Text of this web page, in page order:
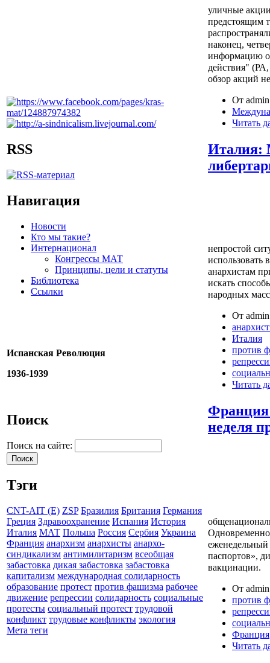
RSS
Навигация
Новости
Кто мы такие?
Интернационал
Конгрессы МАТ
Принципы, цели и статуты
Библиотека
Ссылки
Испанская Революция
1936-1939
Поиск
Поиск на сайте:
Тэги
CNT-AIT (E) ZSP Бразилия Британия Германия
Греция Здравоохранение Испания История
Италия МАТ Польша Россия Сербия Украина
Франция анархизм анархисты анархо-
синдикализм антимилитаризм всеобщая
забастовка дикая забастовка забастовка
капитализм международная солидарность
образование протест против фашизма рабочее
движение репрессии солидарность социальные
протесты социальный протест трудовой
конфликт трудовые конфликты экология
Мета теги
уличные
предстоящим
наконец,
информацию
действия"
обзор акций
От
Читать
Италия:
непростой
использовать
анархистам
искать
народных
От
Италия
против
Читать
неделя
еженедельный
паспортов»,
вакцинации.
От
против
Франция
Читать